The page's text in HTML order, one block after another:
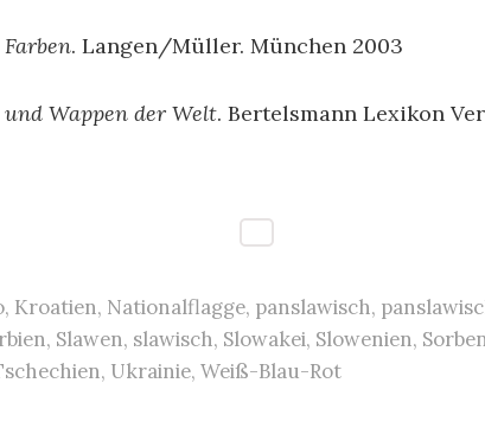
. Langen/Müller. München 2003
und Wappen der Welt. Bertelsmann Lexikon
, Kroatien, Nationalflagge, panslawisch,
, Slawen, slawisch, Slowakei, Slowenien,
, Ukrainie, Weiß-Blau-Rot